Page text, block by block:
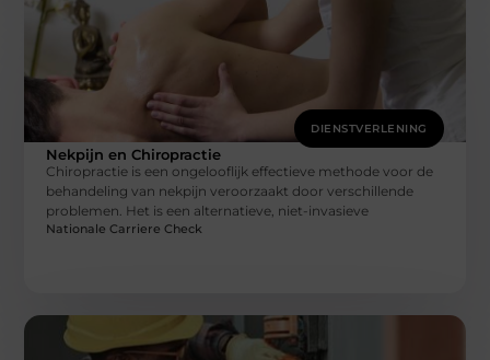
DIENSTVERLENING
Nekpijn en Chiropractie
Chiropractie is een ongelooflijk effectieve methode voor de
behandeling van nekpijn veroorzaakt door verschillende
problemen. Het is een alternatieve, niet-invasieve
Nationale Carriere Check